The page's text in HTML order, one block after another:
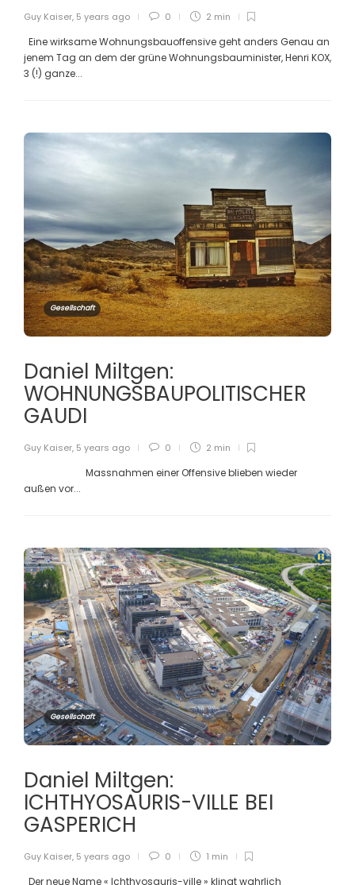
Guy Kaiser, 5 years ago 0 2 min
Eine wirksame Wohnungsbauoffensive geht anders Genau an
jenem Tag an dem der grüne Wohnungsbauminister, Henri KOX,
3 (!) ganze...
Gesellschaft
Daniel Miltgen:
WOHNUNGSBAUPOLITISCHER
GAUDI
Guy Kaiser, 5 years ago 0 2 min
Massnahmen einer Offensive blieben wieder
außen vor...
Gesellschaft
Daniel Miltgen:
ICHTHYOSAURIS-VILLE BEI
GASPERICH
Guy Kaiser, 5 years ago 0 1 min
Der neue Name « Ichthyosauris-ville » klingt wahrlich